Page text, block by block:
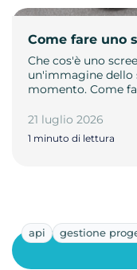
Come fare uno
Che cos'è uno
un'immagine dello
momento. Come
21 luglio 2026
1 minuto di lettura
api gestione